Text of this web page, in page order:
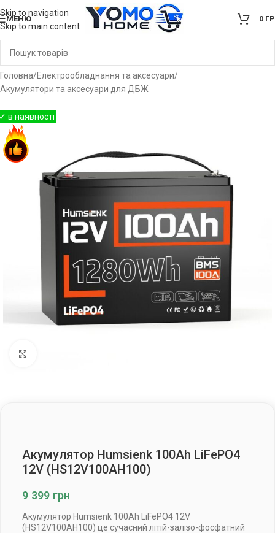
Skip to navigation
Skip to main content
МЕНЮ 0
Головна/Електрообладнання та аксесуари/
Акумулятори та аксесуари для ДБЖ
Акумулятор Humsienk 100Ah LiFePO4
12V (HS12V100AH100)
9 399 грн
Акумулятор Humsienk 100Ah LiFePO4 12V
(HS12V100AH100) це сучасний літій-залізо-фосфатний